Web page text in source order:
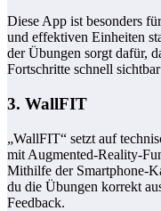
Diese App ist besonders
und effektiven Einheiten
der Übungen sorgt dafür,
Fortschritte schnell
3. WallFIT
„WallFIT“ setzt auf
mit Augmented-Reality-
Mithilfe der Smartphone-
du die Übungen korrekt
Feedback.